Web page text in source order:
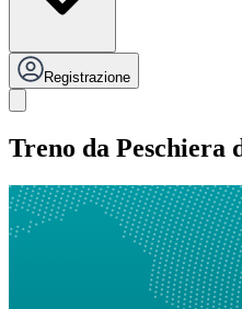
Registrazione
Treno da Peschiera